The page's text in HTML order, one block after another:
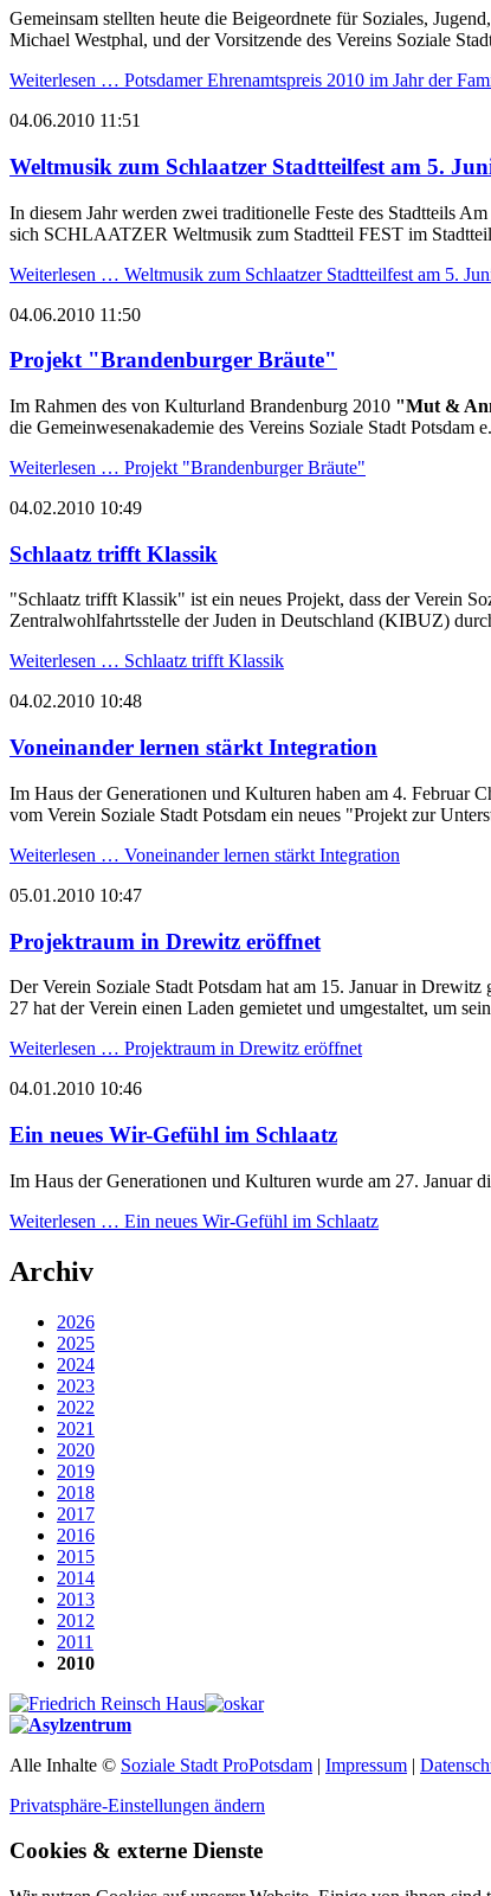
Gemeinsam stellten heute die Beigeordnete für Soziales,
Michael Westphal, und der Vorsitzende des Vereins Soziale
Weiterlesen … Potsdamer Ehrenamtspreis 2010 im Jahr der
04.06.2010 11:51
Weltmusik zum Schlaatzer Stadtteilfest am 5.
In diesem Jahr werden zwei traditionelle Feste des Stadtteils
sich SCHLAATZER Weltmusik zum Stadtteil FEST im
Weiterlesen … Weltmusik zum Schlaatzer Stadtteilfest am 5.
04.06.2010 11:50
Projekt "Brandenburger Bräute"
Im Rahmen des von Kulturland Brandenburg 2010 "Mut &
die Gemeinwesenakademie des Vereins Soziale Stadt Potsdam
Weiterlesen … Projekt "Brandenburger Bräute"
04.02.2010 10:49
Schlaatz trifft Klassik
"Schlaatz trifft Klassik" ist ein neues Projekt, dass der Verein
Zentralwohlfahrtsstelle der Juden in Deutschland (KIBUZ)
Weiterlesen … Schlaatz trifft Klassik
04.02.2010 10:48
Voneinander lernen stärkt Integration
Im Haus der Generationen und Kulturen haben am 4. Februar
vom Verein Soziale Stadt Potsdam ein neues "Projekt zur
Weiterlesen … Voneinander lernen stärkt Integration
05.01.2010 10:47
Projektraum in Drewitz eröffnet
Der Verein Soziale Stadt Potsdam hat am 15. Januar in
27 hat der Verein einen Laden gemietet und umgestaltet, um
Weiterlesen … Projektraum in Drewitz eröffnet
04.01.2010 10:46
Ein neues Wir-Gefühl im Schlaatz
Im Haus der Generationen und Kulturen wurde am 27. Januar
Weiterlesen … Ein neues Wir-Gefühl im Schlaatz
Archiv
2026
2025
2024
2023
2022
2021
2020
2019
2018
2017
2016
2015
2014
2013
2012
2011
2010
Alle Inhalte © Soziale Stadt ProPotsdam | Impressum |
Privatsphäre-Einstellungen ändern
Cookies & externe Dienste